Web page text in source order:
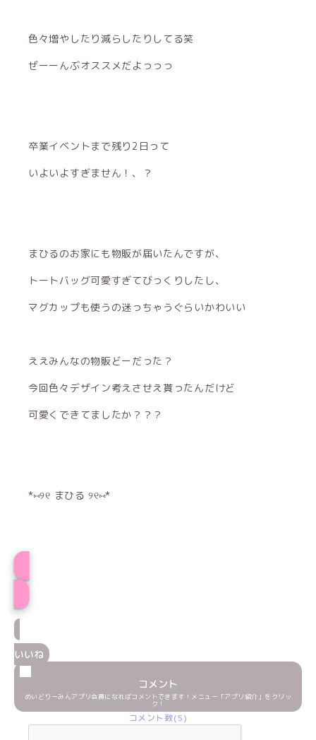
色々増やしたり減らしたりしてる笑
ぜーーんぶオススメだよっっっ
卒業イベントまで残り2日って
いよいよすぎません！、？
まひるのお家にも物販が届いたんですが、
トートバッグ可愛すぎてびっくりしたし、
マグカップも使うの迷っちゃうぐらいかわいい
ええみんなの物販どーだった？
今回色々デザイン考えさせえ貰ったんだけど
可愛くできてましたか？？？
*⑅୨୧ まひる ୨୧⑅*
いいね
コメント
めいどりーみんアプリ会員になればコメントできます！メニュー「アプリ紹介」をクリッ
ク！
コメント数(5)